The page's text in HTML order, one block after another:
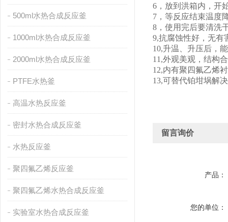
500ml水热合成反应釜
1000ml水热合成反应釜
2000ml水热合成反应釜
PTFE水热釜
高温水热反应釜
密封水热合成反应釜
水热反应釜
聚四氟乙烯反应釜
聚四氟乙烯水热合成反应釜
实验室水热合成反应釜
6， 放到洪箱内，开
7，等反应结束温度
8， 使用完后要清洗
9,抗腐蚀性好，无有
10,升温、升压后，
11 ,外观美观，结构
12,内有聚四氟乙烯
13,可替代铂坩埚解
留言询价
产品：
您的单位：